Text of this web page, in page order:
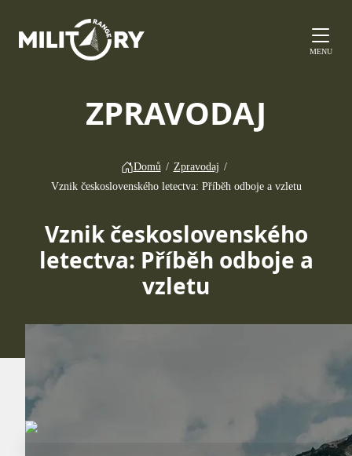
MENU
ZPRAVODAJ
Domů / Zpravodaj /
Vznik československého letectva: Příběh odboje a vzletu
Vznik československého
letectva: Příběh odboje a
vzletu